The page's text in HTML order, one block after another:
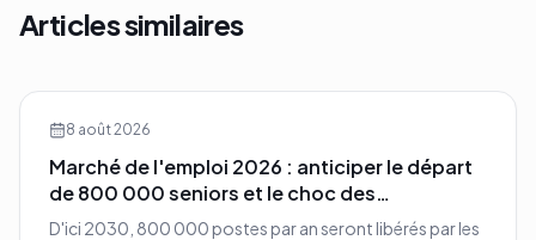
Articles similaires
8 août 2026
Marché de l'emploi 2026 : anticiper le départ
de 800 000 seniors et le choc des
compétences
D'ici 2030, 800 000 postes par an seront libérés par les